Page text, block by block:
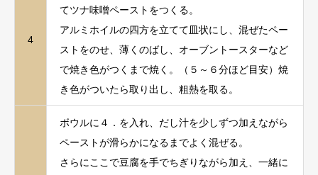
4
てツナ味噌ペーストをつくる。
アルミホイルの四方を立てて皿状にし、混ぜたペー
ストをのせ、薄くのばし、オーブントースターなど
で焼き色がつくまで焼く。（５～６分ほど目安）焼
き色がついたら取り出し、粗熱を取る。
ボウルに４．を入れ、だし汁を少しずつ加えながら
ペーストが滑らかになるまでよく混ぜる。
さらにここで豆腐を手でちぎりながら加え、一緒に